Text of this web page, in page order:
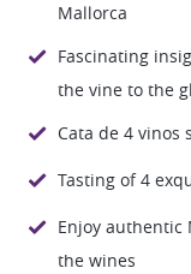
Whether as a
experience
nature in a special
Descubre
mallorquín
inolvidable
tradicional.
Mallorca
Fascinating
the vine to the
Cata de 4 vinos
Tasting of 4
Enjoy authentic
the wines